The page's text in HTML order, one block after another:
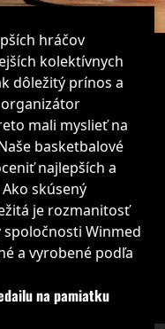
hráčov
kolektívnych
dôležitý prínos a
organizátor
mali myslieť na
basketbalové
najlepších a
skúsený
je rozmanitosť
Winmed
a vyrobené podľa
na pamiatku